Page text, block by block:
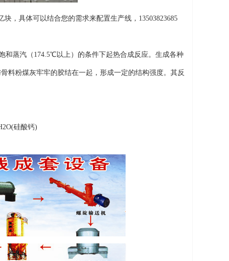
块，具体可以结合您的需求来配置生产线，13503823685
和蒸汽（174.5℃以上）的条件下起热合成反应。生成各种
料粉煤灰牢牢的胶结在一起，形成一定的结构强度。其反
硅酸钙)